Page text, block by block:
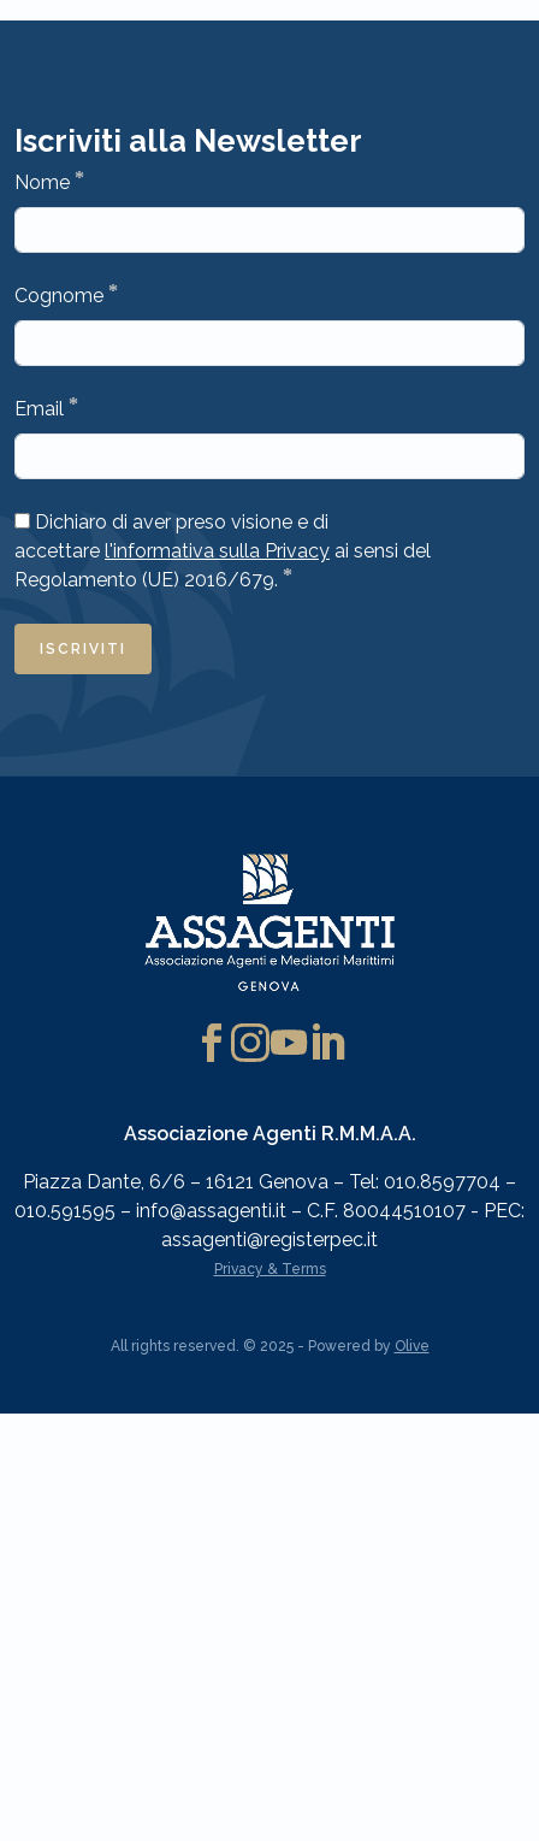
Iscriviti alla Newsletter
Nome *
Cognome *
Email *
Dichiaro di aver preso visione e di
accettare l'informativa sulla Privacy ai sensi del
Regolamento (UE) 2016/679. *
ISCRIVITI
Associazione Agenti R.M.M.A.A.
Piazza Dante, 6/6 – 16121 Genova – Tel: 010.8597704 –
010.591595 – info@assagenti.it – C.F. 80044510107 - PEC:
assagenti@registerpec.it
Privacy & Terms
All rights reserved. © 2025 - Powered by Olive